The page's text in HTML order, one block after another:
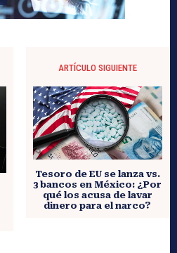
ARTÍCULO SIGUIENTE
Tesoro de EU se lanza vs.
3 bancos en México: ¿Por
qué los acusa de lavar
dinero para el narco?